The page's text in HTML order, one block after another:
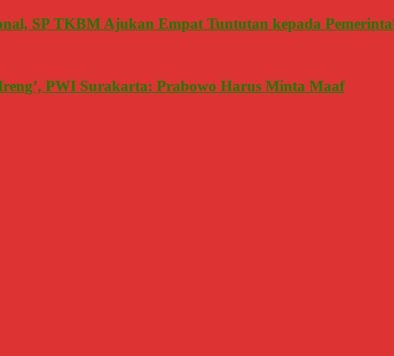
SP TKBM Ajukan Empat Tuntutan kepada
PWI Surakarta: Prabowo Harus Minta Maaf